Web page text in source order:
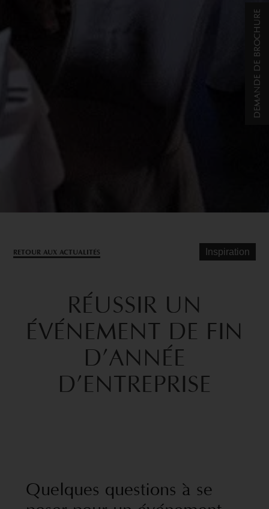
DEMANDE DE BROCHURE
RETOUR AUX ACTUALITÉS Inspiration
RÉUSSIR UN
ÉVÉNEMENT DE FIN
D’ANNÉE
D’ENTREPRISE
Quelques questions à se